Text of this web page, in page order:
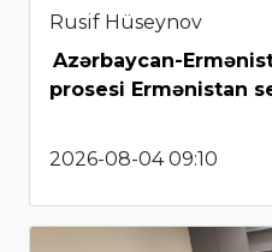
Rusif Hüseynov
Azərbaycan-
prosesi Ermənistan
2026-08-04 09:10